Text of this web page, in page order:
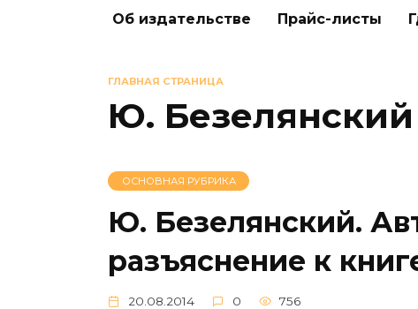
Об издательстве Прайс-листы
ГЛАВНАЯ СТРАНИЦА
Ю. Безелянский
ОСНОВНАЯ РУБРИКА
Ю. Безелянский.
разъяснение к
20.08.2014 0 756